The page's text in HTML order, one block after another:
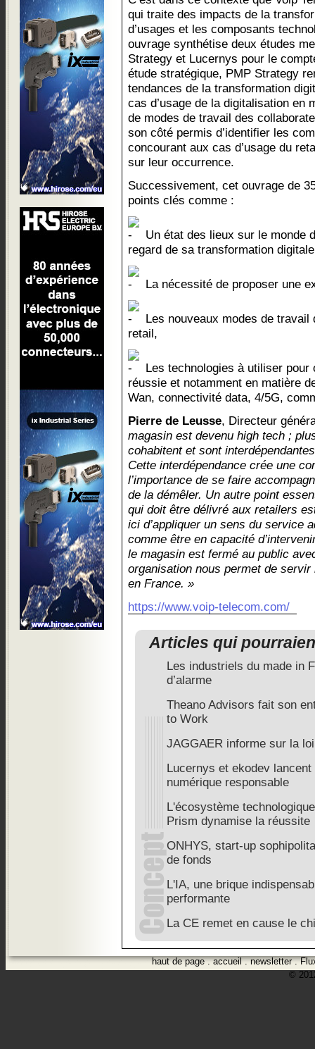
qui traite des impacts de la
d’usages et les composants
ouvrage synthétise deux études
Strategy et Lucernys pour le
étude stratégique, PMP Strategy
tendances de la transformation
cas d’usage de la digitalisation en
de modes de travail des
son côté permis d’identifier les
concourant aux cas d’usage du
sur leur occurrence.
Successivement, cet ouvrage de
points clés comme :
Un état des lieux sur le monde
regard de sa transformation
La nécessité de proposer une
Les nouveaux modes de
retail,
Les technologies à utiliser pour
réussie et notamment en matière
Wan, connectivité data, 4/5G,
Pierre de Leusse, Directeur
magasin est devenu high tech ;
cohabitent et sont
Cette interdépendance crée une
l’importance de se faire
de la démêler. Un autre point
qui doit être délivré aux retailers
ici d’appliquer un sens du service
comme être en capacité
le magasin est fermé au public
organisation nous permet de
en France. »
https://www.voip-telecom.com/
Articles qui
Les industriels du made in
d’alarme
Theano Advisors fait son
to Work
JAGGAER informe sur la
Lucernys et ekodev
numérique responsable
L'écosystème
Prism dynamise la réussite
ONHYS, start-up
de fonds
L'IA, une brique
performante
La CE remet en cause le
haut de page.accueil.newsletter.
©